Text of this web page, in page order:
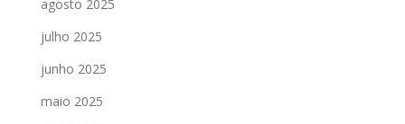
agosto 2025
julho 2025
junho 2025
maio 2025